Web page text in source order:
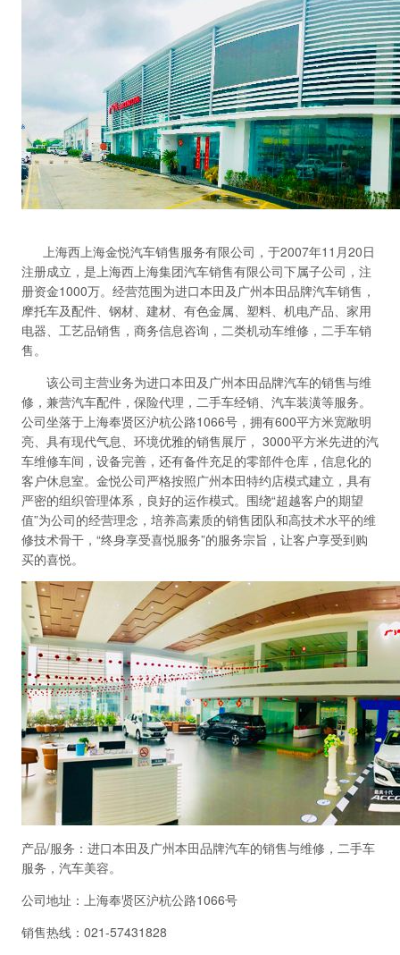
上海西上海金悦汽车销售服务有限公司，于2007年11月20日
注册成立，是上海西上海集团汽车销售有限公司下属子公司，注
册资金1000万。经营范围为进口本田及广州本田品牌汽车销售，
摩托车及配件、钢材、建材、有色金属、塑料、机电产品、家用
电器、工艺品销售，商务信息咨询，二类机动车维修，二手车销
售。
该公司主营业务为进口本田及广州本田品牌汽车的销售与维
修，兼营汽车配件，保险代理，二手车经销、汽车装潢等服务。
公司坐落于上海奉贤区沪杭公路1066号，拥有600平方米宽敞明
亮、具有现代气息、环境优雅的销售展厅， 3000平方米先进的汽
车维修车间，设备完善，还有备件充足的零部件仓库，信息化的
客户休息室。金悦公司严格按照广州本田特约店模式建立，具有
严密的组织管理体系，良好的运作模式。围绕“超越客户的期望
值”为公司的经营理念，培养高素质的销售团队和高技术水平的维
修技术骨干，“终身享受喜悦服务”的服务宗旨，让客户享受到购
买的喜悦。
产品/服务：进口本田及广州本田品牌汽车的销售与维修，二手车
服务，汽车美容。
公司地址：上海奉贤区沪杭公路1066号
销售热线：021-57431828